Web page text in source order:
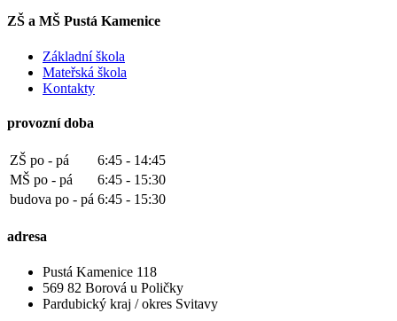
ZŠ a MŠ Pustá Kamenice
Základní škola
Mateřská škola
Kontakty
provozní doba
ZŠ po - pá
6:45 - 14:45
MŠ po - pá
6:45 - 15:30
budova po - pá 6:45 - 15:30
adresa
Pustá Kamenice 118
569 82 Borová u Poličky
Pardubický kraj / okres Svitavy